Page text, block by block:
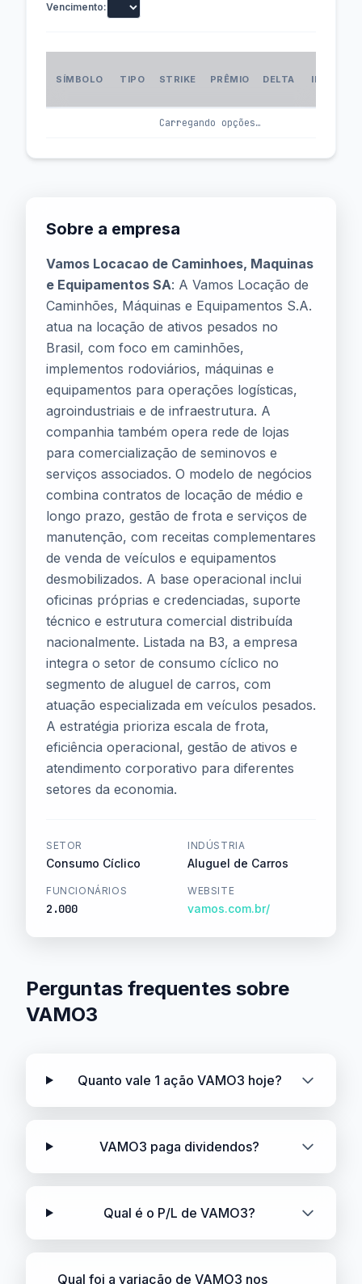
Vencimento:
SÍMBOLO TIPO STRIKE PRÊMIO DELTA
Carregando opções…
Sobre a empresa
Vamos Locacao de Caminhoes, Maquinas
e Equipamentos SA: A Vamos Locação de
Caminhões, Máquinas e Equipamentos S.A.
atua na locação de ativos pesados no
Brasil, com foco em caminhões,
implementos rodoviários, máquinas e
equipamentos para operações logísticas,
agroindustriais e de infraestrutura. A
companhia também opera rede de lojas
para comercialização de seminovos e
serviços associados. O modelo de negócios
combina contratos de locação de médio e
longo prazo, gestão de frota e serviços de
manutenção, com receitas complementares
de venda de veículos e equipamentos
desmobilizados. A base operacional inclui
oficinas próprias e credenciadas, suporte
técnico e estrutura comercial distribuída
nacionalmente. Listada na B3, a empresa
integra o setor de consumo cíclico no
segmento de aluguel de carros, com
atuação especializada em veículos pesados.
A estratégia prioriza escala de frota,
eficiência operacional, gestão de ativos e
atendimento corporativo para diferentes
setores da economia.
SETOR
Consumo Cíclico
INDÚSTRIA
Aluguel de Carros
FUNCIONÁRIOS
2.000
WEBSITE
vamos.com.br/
Perguntas frequentes sobre
VAMO3
Quanto vale 1 ação VAMO3 hoje?
VAMO3 paga dividendos?
Qual é o P/L de VAMO3?
Qual foi a variação de VAMO3 nos